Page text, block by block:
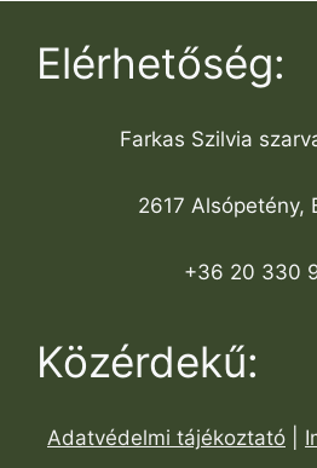
Elérhetőség:
Farkas Szilvia
2617 Alsópetény,
+36 20 330
Közérdekű:
Adatvédelmi tájékoztató